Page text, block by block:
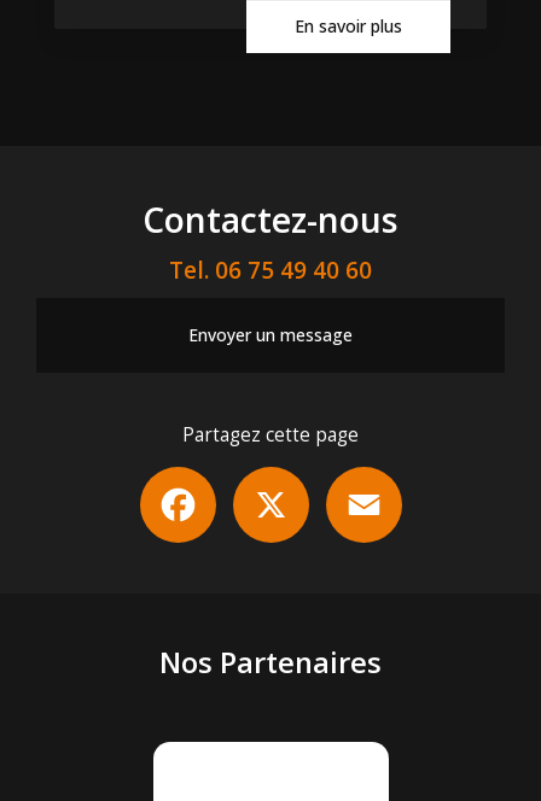
En savoir plus
Contactez-nous
Tel. 06 75 49 40 60
Envoyer un message
Partagez cette page
Facebook
Nos Partenaires